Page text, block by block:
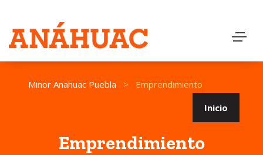
Minor Anahuac Puebla >
Emprendimiento
Inicio
Emprendimiento